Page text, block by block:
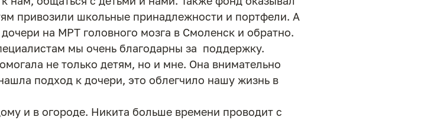
привозили школьные принадлежности и портфели. А
на МРТ головного мозга в Смоленск и обратно.
мы очень благодарны за поддержку.
не только детям, но и мне. Она внимательно
подход к дочери, это облегчило нашу жизнь в
и в огороде. Никита больше времени проводит с